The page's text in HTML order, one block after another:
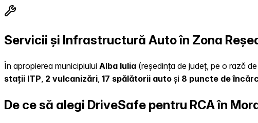
Servicii și Infrastructură Auto în Zona
În apropierea municipiului Alba Iulia (reședința de județ, pe o rază
stații ITP, 2 vulcanizări, 17 spălătorii auto și 8 puncte de
De ce să alegi DriveSafe pentru RCA în